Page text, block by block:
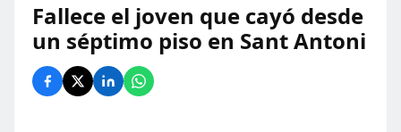
Fallece el joven que cayó desde
un séptimo piso en Sant Antoni